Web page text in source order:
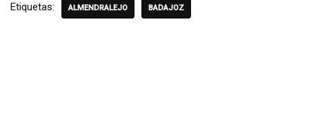
Etiquetas: ALMENDRALEJO BADAJOZ